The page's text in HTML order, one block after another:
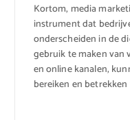
Kortom, media
instrument dat
onderscheiden in de
gebruik te maken van
en online kanalen,
bereiken en